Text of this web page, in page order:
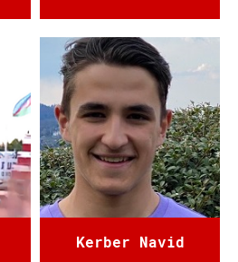
Kerber Navid